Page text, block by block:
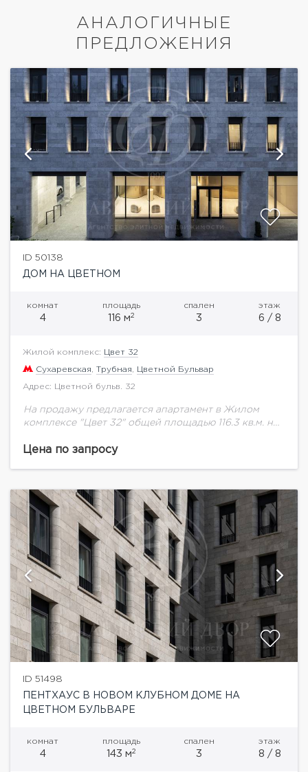
АНАЛОГИЧНЫЕ
ПРЕДЛОЖЕНИЯ
ID 50138
ДОМ НА ЦВЕТНОМ
комнат
4
площадь
116 м2
спален
3
этаж
6 / 8
Жилой комплекс: Цвет 32
Сухаревская Трубная Цветной Бульвар
Адрес: Цветной бульв. 32
На продажу предлагается апартамент в Жилом
комплексе "Цвет 32" общей площадью 116.3 кв.м. на
внутри Садового кольца, "Цвет 32" расположен...
Цена по запросу
ID 51498
ПЕНТХАУС В НОВОМ КЛУБНОМ ДОМЕ НА
ЦВЕТНОМ БУЛЬВАРЕ
комнат
4
площадь
143 м2
спален
3
этаж
8 / 8